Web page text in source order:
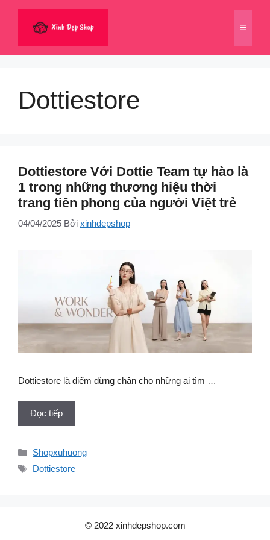
dung
Menu
Dottiestore
Dottiestore Với Dottie Team tự hào là
1 trong những thương hiệu thời
trang tiên phong của người Việt trẻ
04/04/2025 Bởi xinhdepshop
Dottiestore là điểm dừng chân cho những ai tìm …
Đọc tiếp
Danh
mục
Shopxuhuong
Thẻ
Dottiestore
© 2022 xinhdepshop.com